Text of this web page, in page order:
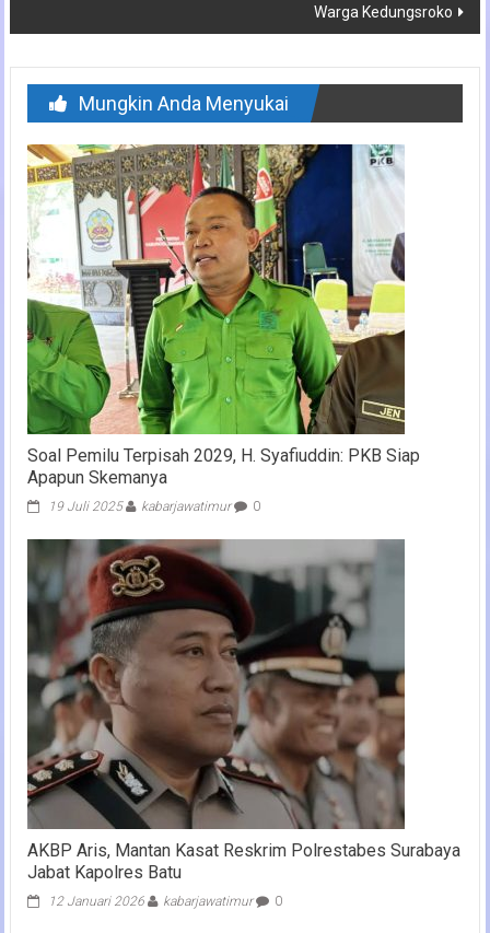
Warga Kedungsroko
Mungkin Anda Menyukai
Soal Pemilu Terpisah 2029, H. Syafiuddin: PKB Siap
Apapun Skemanya
19 Juli 2025 kabarjawatimur 0
AKBP Aris, Mantan Kasat Reskrim Polrestabes Surabaya
Jabat Kapolres Batu
12 Januari 2026 kabarjawatimur 0